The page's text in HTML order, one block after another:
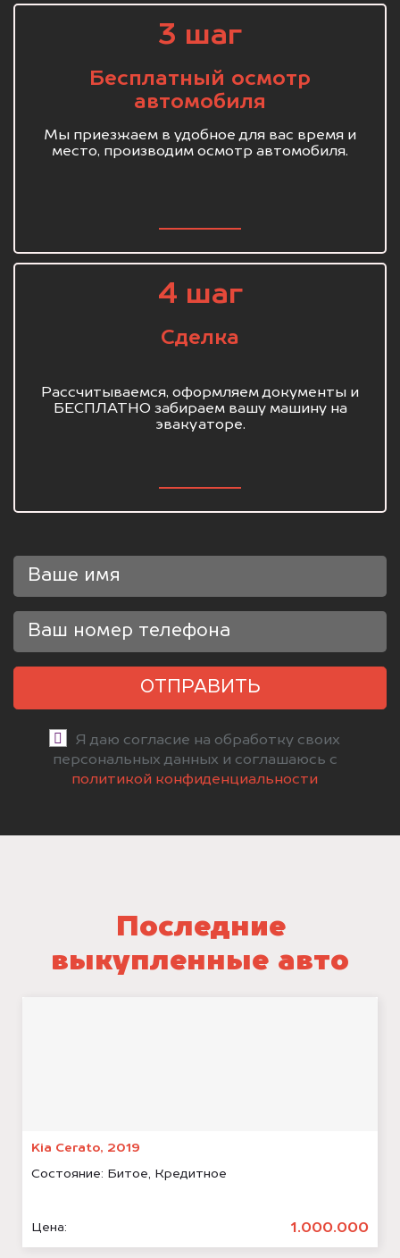
3 шаг
Бесплатный осмотр
автомобиля
Мы приезжаем в удобное для вас время и
место, производим осмотр автомобиля.
4 шаг
Сделка
Рассчитываемся, оформляем документы и
БЕСПЛАТНО забираем вашу машину на
эвакуаторе.
ОТПРАВИТЬ
Я даю согласие на обработку своих
персональных данных и соглашаюсь с
политикой конфиденциальности
Последние
выкупленные авто
Kia Cerato, 2019
Состояние: Битое, Кредитное
Цена: 1.000.000